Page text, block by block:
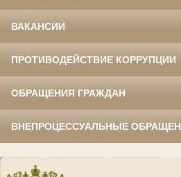
ВАКАНСИИ
ПРОТИВОДЕЙСТВИЕ КОРРУПЦИИ
ОБРАЩЕНИЯ ГРАЖДАН
ВНЕПРОЦЕССУАЛЬНЫЕ